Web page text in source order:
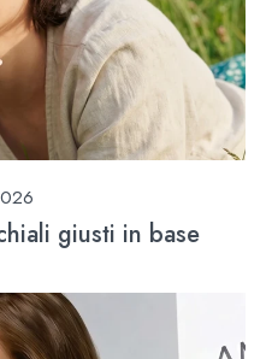
giusti in base